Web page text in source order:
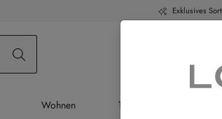
Exklusives
Wohnen Tisch & Küche